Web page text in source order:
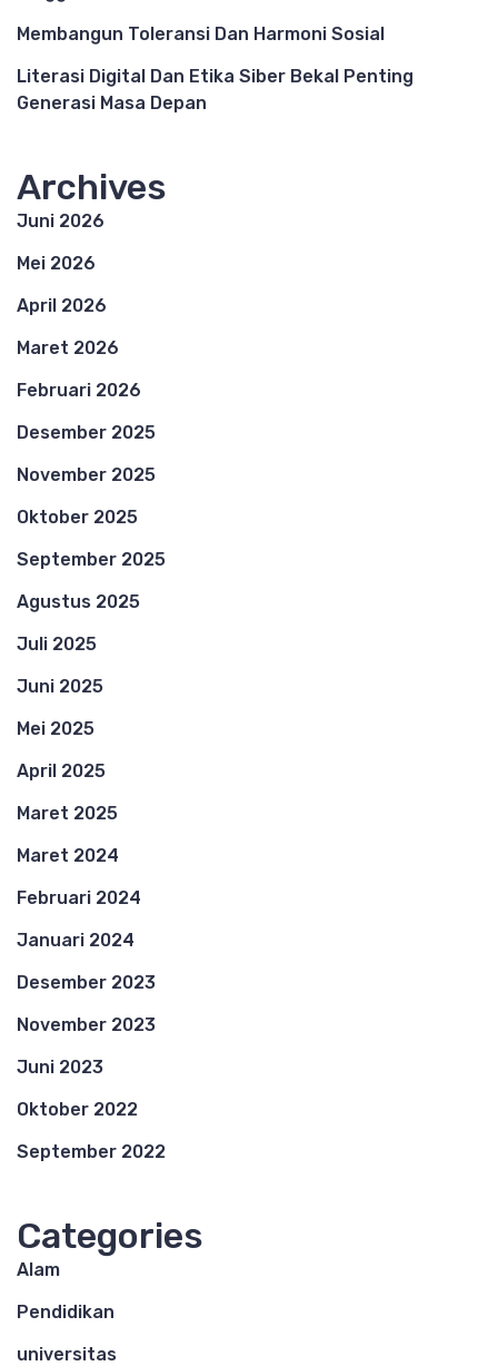
Membangun Toleransi Dan Harmoni Sosial
Literasi Digital Dan Etika Siber Bekal Penting
Generasi Masa Depan
Archives
Juni 2026
Mei 2026
April 2026
Maret 2026
Februari 2026
Desember 2025
November 2025
Oktober 2025
September 2025
Agustus 2025
Juli 2025
Juni 2025
Mei 2025
April 2025
Maret 2025
Maret 2024
Februari 2024
Januari 2024
Desember 2023
November 2023
Juni 2023
Oktober 2022
September 2022
Categories
Alam
Pendidikan
universitas